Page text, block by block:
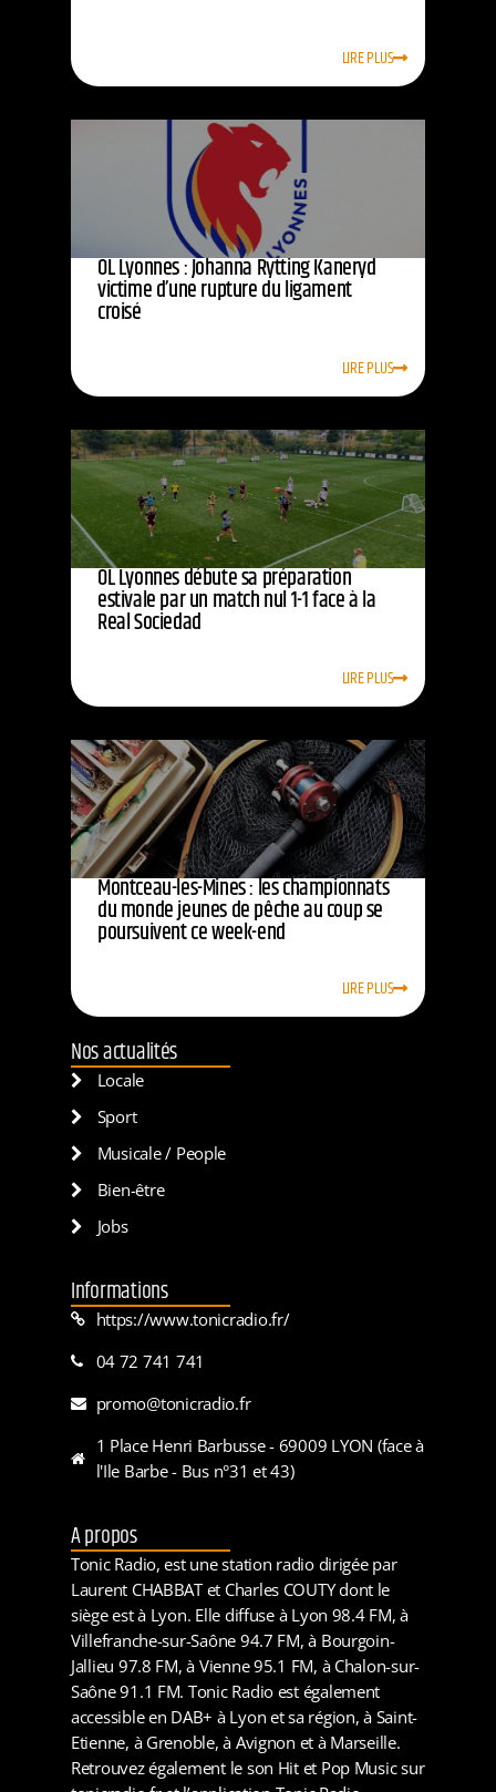
LIRE PLUS
OL Lyonnes : Johanna Rytting Kaneryd
victime d’une rupture du ligament
croisé
LIRE PLUS
OL Lyonnes débute sa préparation
estivale par un match nul 1-1 face à la
Real Sociedad
LIRE PLUS
Montceau-les-Mines : les championnats
du monde jeunes de pêche au coup se
poursuivent ce week-end
LIRE PLUS
Nos actualités
Locale
Sport
Musicale / People
Bien-être
Jobs
Informations
https://www.tonicradio.fr/
04 72 741 741
promo@tonicradio.fr
1 Place Henri Barbusse - 69009 LYON (face à
l'Ile Barbe - Bus n°31 et 43)
A propos
Tonic Radio, est une station radio dirigée par
Laurent CHABBAT et Charles COUTY dont le
siège est à Lyon. Elle diffuse à Lyon 98.4 FM, à
Villefranche-sur-Saône 94.7 FM, à Bourgoin-
Jallieu 97.8 FM, à Vienne 95.1 FM, à Chalon-sur-
Saône 91.1 FM. Tonic Radio est également
accessible en DAB+ à Lyon et sa région, à Saint-
Etienne, à Grenoble, à Avignon et à Marseille.
Retrouvez également le son Hit et Pop Music sur